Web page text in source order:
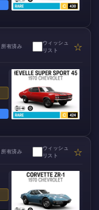
所有済み
ウィッシュ
リスト
☆
所有済み
ウィッシュ
リスト
☆